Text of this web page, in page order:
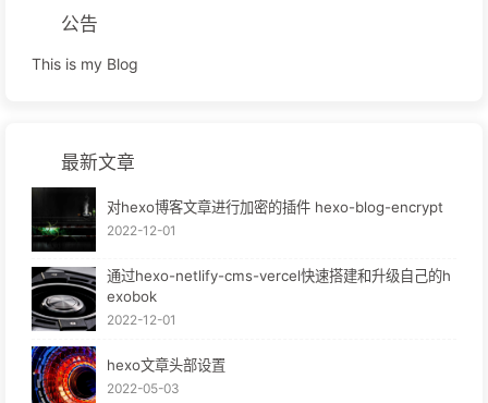
公告
This is my Blog
最新文章
对hexo博客文章进行加密的插件 hexo-blog-encrypt
2022-12-01
通过hexo-netlify-cms-vercel快速搭建和升级自己的h
exobok
2022-12-01
hexo文章头部设置
2022-05-03